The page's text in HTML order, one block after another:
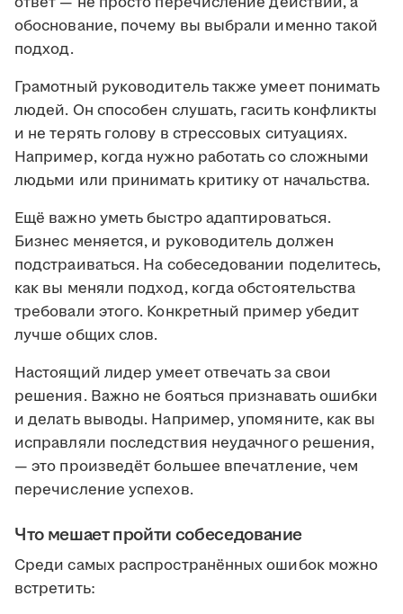
обоснование, почему вы выбрали именно такой
подход.
Грамотный руководитель также умеет понимать
людей. Он способен слушать, гасить конфликты
и не терять голову в стрессовых ситуациях.
Например, когда нужно работать со сложными
людьми или принимать критику от начальства.
Ещё важно уметь быстро адаптироваться.
Бизнес меняется, и руководитель должен
подстраиваться. На собеседовании поделитесь,
как вы меняли подход, когда обстоятельства
требовали этого. Конкретный пример убедит
лучше общих слов.
Настоящий лидер умеет отвечать за свои
решения. Важно не бояться признавать ошибки
и делать выводы. Например, упомяните, как вы
исправляли последствия неудачного решения,
— это произведёт большее впечатление, чем
перечисление успехов.
Что мешает пройти собеседование
Среди самых распространённых ошибок можно
встретить: